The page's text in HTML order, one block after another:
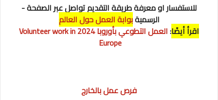
- للاستفسار او معرفة طريقة التقديم تواصل عبر الصفحة
الرسميةبوابة العمل حول العالم
اقرأ أيضًا:
العمل التطوعي بأوروبا 2024 Volunteer work in
Europe
فرص عمل بالخارج